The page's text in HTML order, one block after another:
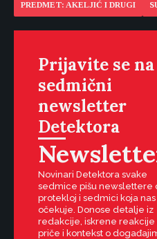
PREDMET: AKELJIĆ I DRUGI
Prijavite se na
sedmični
newsletter
Detektora
Novinari Detektora svake
sedmice pišu newslettere
protekloj i sedmici koja nas
očekuje. Donose detalje iz
redakcije, iskrene reakcije
priče i kontekst o